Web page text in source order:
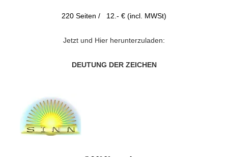
220 Seiten / 12.- € (incl. MWSt)
Jetzt und Hier herunterzuladen:
DEUTUNG DER ZEICHEN